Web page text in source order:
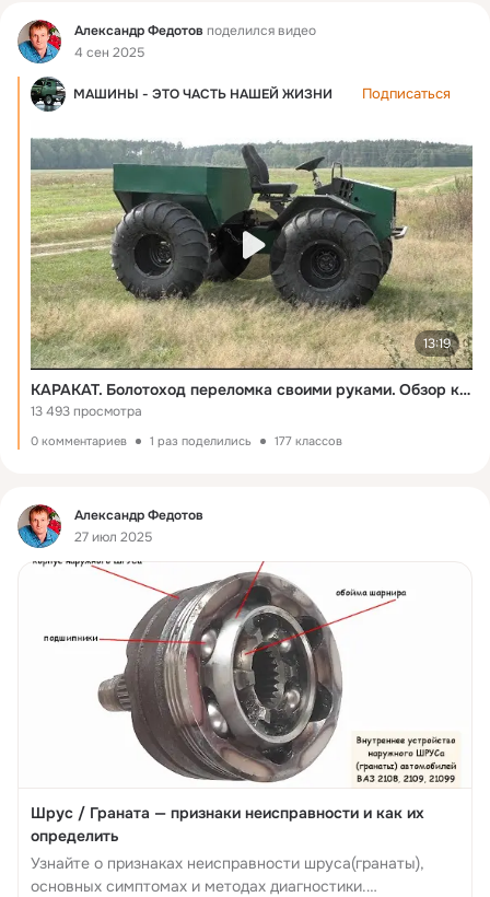
Фид Александр Федотов поделился видео
4 сен 2025
МАШИНЫ - ЭТО ЧАСТЬ НАШЕЙ ЖИЗНИ Подписаться
13:19
КАРАКАТ. Болотоход переломка своими руками. Обзор конструкции
13 493 просмотра
0 комментариев 1 раз поделились 177 классов
Фид
Александр Федотов
27 июл 2025
Шрус / Граната — признаки неисправности и как их
определить
Узнайте о признаках неисправности шруса(гранаты),
основных симптомах и методах диагностики.